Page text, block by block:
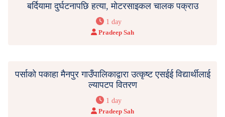
बर्दियामा दुर्घटनापछि हत्या, मोटरसाइकल चालक पक्राउ
1 day
Pradeep Sah
पर्साको पकाहा मैनपुर गाउँपालिकाद्वारा उत्कृष्ट एसईई विद्यार्थीलाई
ल्यापटप वितरण
1 day
Pradeep Sah